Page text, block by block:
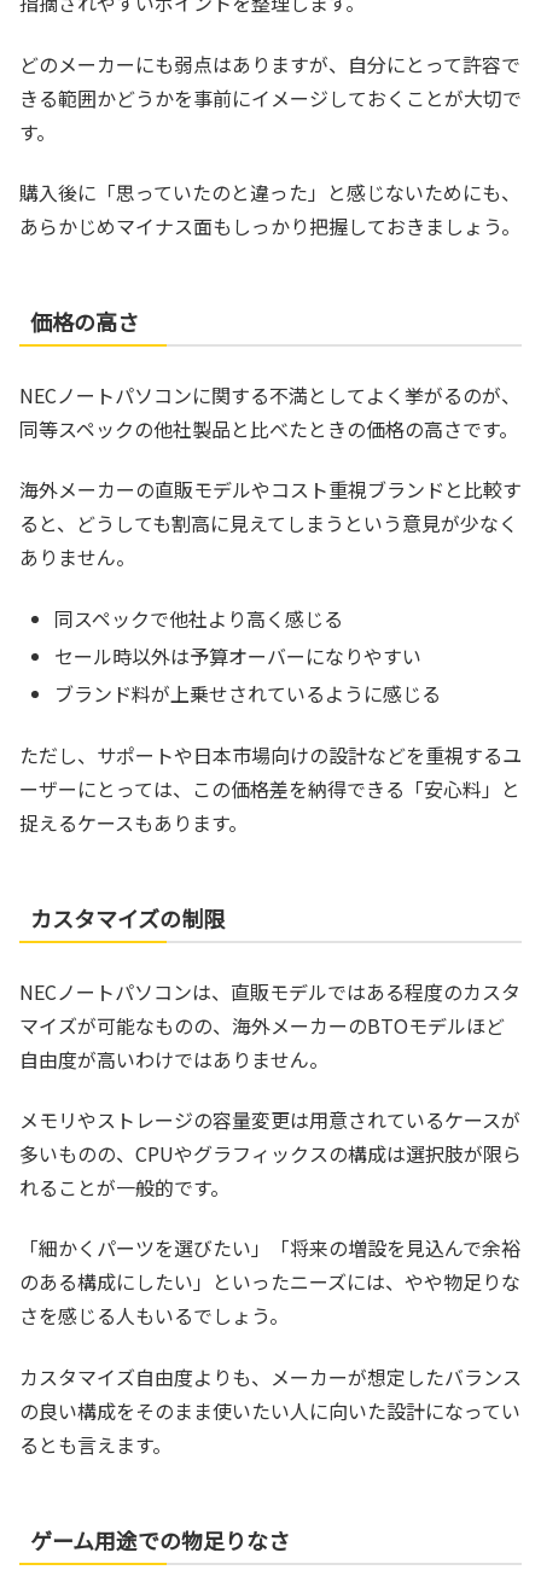
どのメーカーにも弱点はありますが、自分にとって許容で
きる範囲かどうかを事前にイメージしておくことが大切で
す。
購入後に「思っていたのと違った」と感じないためにも、
あらかじめマイナス面もしっかり把握しておきましょう。
価格の高さ
NECノートパソコンに関する不満としてよく挙がるのが、
同等スペックの他社製品と比べたときの価格の高さです。
海外メーカーの直販モデルやコスト重視ブランドと比較す
ると、どうしても割高に見えてしまうという意見が少なく
ありません。
同スペックで他社より高く感じる
セール時以外は予算オーバーになりやすい
ブランド料が上乗せされているように感じる
ただし、サポートや日本市場向けの設計などを重視するユ
ーザーにとっては、この価格差を納得できる「安心料」と
捉えるケースもあります。
カスタマイズの制限
NECノートパソコンは、直販モデルではある程度のカスタ
マイズが可能なものの、海外メーカーのBTOモデルほど
自由度が高いわけではありません。
メモリやストレージの容量変更は用意されているケースが
多いものの、CPUやグラフィックスの構成は選択肢が限ら
れることが一般的です。
「細かくパーツを選びたい」「将来の増設を見込んで余裕
のある構成にしたい」といったニーズには、やや物足りな
さを感じる人もいるでしょう。
カスタマイズ自由度よりも、メーカーが想定したバランス
の良い構成をそのまま使いたい人に向いた設計になってい
るとも言えます。
ゲーム用途での物足りなさ